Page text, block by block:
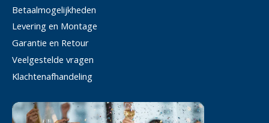
Betaalmogelijkheden
Levering en Montage
Garantie en Retour
Veelgestelde vragen
Klachtenafhandeling